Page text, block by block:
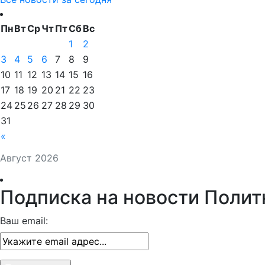
Август 2026
ПнВтСрЧтПтСбВс
«
1
2
3
4 5 6 7 8
9
10 11 12 13 14 15 16
17 18 19 20 21 22 23
24 25 26 27 28 29 30
31
Подписка на новости
Ваш email: